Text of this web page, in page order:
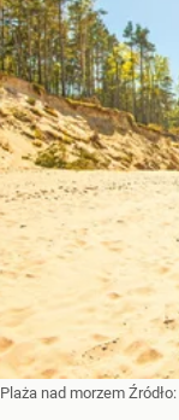
Plaża nad morzem Źródło: